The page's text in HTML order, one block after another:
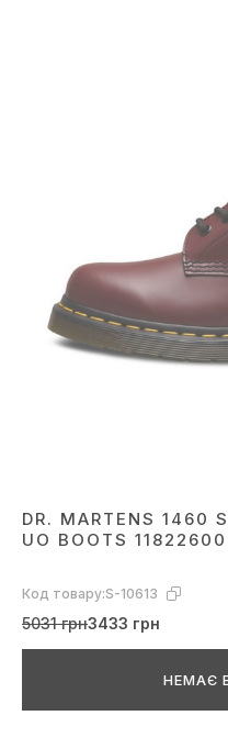
DR. MARTENS 1460
UO BOOTS 11822600
Код товару:S-10613
5031 грн3433 грн
НЕМАЄ